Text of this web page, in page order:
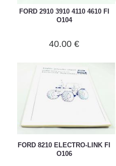
FORD 2910 3910 4110 4610 FI
O104
40.00 €
FORD 8210 ELECTRO-LINK FI
O106